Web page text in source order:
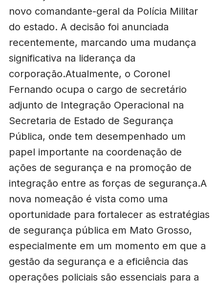
novo comandante-geral da Polícia Militar
do estado. A decisão foi anunciada
recentemente, marcando uma mudança
significativa na liderança da
corporação.Atualmente, o Coronel
Fernando ocupa o cargo de secretário
adjunto de Integração Operacional na
Secretaria de Estado de Segurança
Pública, onde tem desempenhado um
papel importante na coordenação de
ações de segurança e na promoção de
integração entre as forças de segurança.A
nova nomeação é vista como uma
oportunidade para fortalecer as estratégias
de segurança pública em Mato Grosso,
especialmente em um momento em que a
gestão da segurança e a eficiência das
operações policiais são essenciais para a